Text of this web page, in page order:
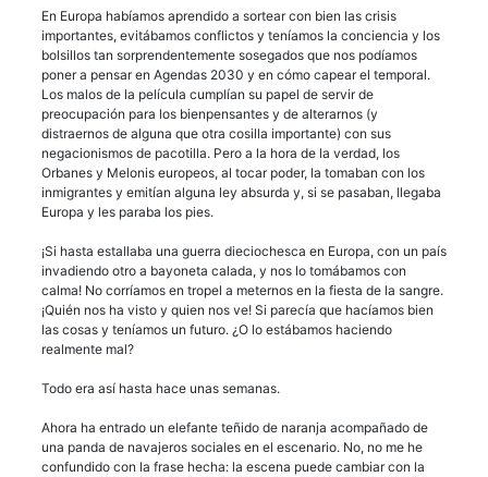
En Europa habíamos aprendido a sortear con bien las crisis
importantes, evitábamos conflictos y teníamos la conciencia y los
bolsillos tan sorprendentemente sosegados que nos podíamos
poner a pensar en Agendas 2030 y en cómo capear el temporal.
Los malos de la película cumplían su papel de servir de
preocupación para los bienpensantes y de alterarnos (y
distraernos de alguna que otra cosilla importante) con sus
negacionismos de pacotilla. Pero a la hora de la verdad, los
Orbanes y Melonis europeos, al tocar poder, la tomaban con los
inmigrantes y emitían alguna ley absurda y, si se pasaban, llegaba
Europa y les paraba los pies.
¡Si hasta estallaba una guerra dieciochesca en Europa, con un país
invadiendo otro a bayoneta calada, y nos lo tomábamos con
calma! No corríamos en tropel a meternos en la fiesta de la sangre.
¡Quién nos ha visto y quien nos ve! Si parecía que hacíamos bien
las cosas y teníamos un futuro. ¿O lo estábamos haciendo
realmente mal?
Todo era así hasta hace unas semanas.
Ahora ha entrado un elefante teñido de naranja acompañado de
una panda de navajeros sociales en el escenario. No, no me he
confundido con la frase hecha: la escena puede cambiar con la